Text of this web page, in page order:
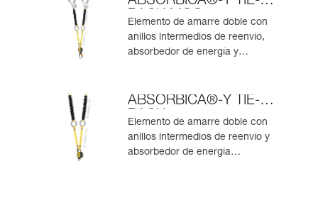
BACK MGO
Elemento de amarre doble con
anillos intermedios de reenvío,
absorbedor de energía y
ABSORBICA®-Y TIE-
BACK
Elemento de amarre doble con
anillos intermedios de reenvío y
absorbedor de energía